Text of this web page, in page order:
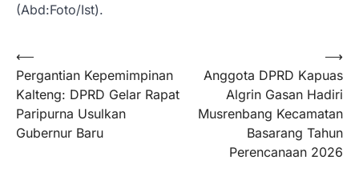
(Abd:Foto/Ist).
Navigasi
pos
⟵
Pergantian Kepemimpinan
Kalteng: DPRD Gelar Rapat
Paripurna Usulkan
Gubernur Baru
Anggota DPRD Kapuas
Algrin Gasan Hadiri
Musrenbang Kecamatan
Basarang Tahun
Perencanaan 2026
⟶